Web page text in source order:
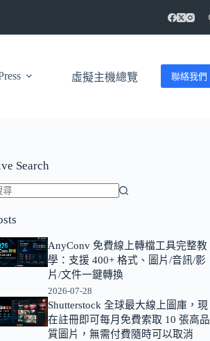
虛擬主機總覽 聯絡我們
Search
AnyConv 免費線上轉檔工具完整教
學：支援 400+ 格式、圖片/音訊/影
片/文件一鍵轉換
2026-07-28
Shutterstock 全球最大線上圖庫，現
在註冊即可每月免費索取 10 張高品
質圖片，無需付費隨時可以取消